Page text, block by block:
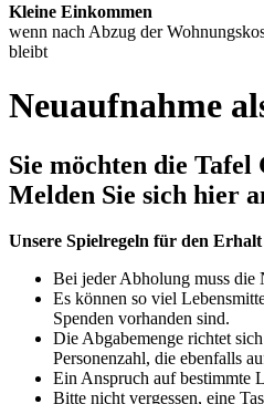
Kleine Einkommen
wenn nach Abzug der
bleibt
Neuaufnahme
Sie möchten die
Melden Sie sich hier
Unsere Spielregeln für den
Bei jeder Abholung muss die
Es können so viel
Spenden vorhanden sind.
Die Abgabemenge richtet
Personenzahl, die ebenfalls
Ein Anspruch auf bestimmte
Bitte nicht vergessen, eine